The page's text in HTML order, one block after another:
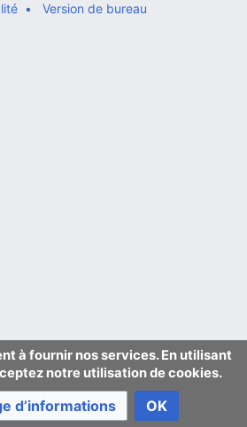
à fournir nos services. En utilisant
notre utilisation de cookies.
d’informations OK
Version de bureau